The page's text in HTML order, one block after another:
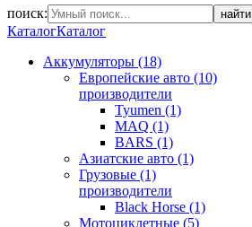
поиск: найти
КаталогКаталог
Аккумуляторы (18)
Европейские авто (10)
производители
Tyumen (1)
MAQ (1)
BARS (1)
Азиатские авто (1)
Грузовые (1)
производители
Black Horse (1)
Мотоциклетные (5)